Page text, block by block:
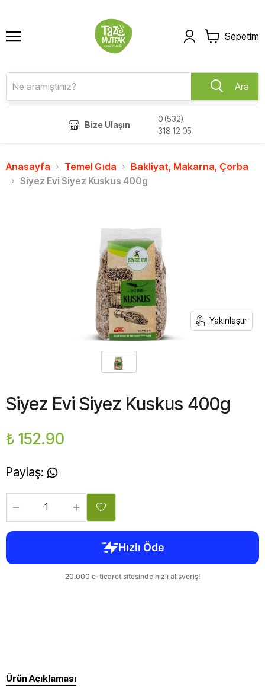
Sepetim
Ara
Bize Ulaşın
0 (532)
318 12 05
Anasayfa Temel Gıda
Bakliyat, Makarna, Çorba
Siyez Evi Siyez Kuskus 400g
Yakınlaştır
Siyez Evi Siyez Kuskus 400g
₺ 152.90
Paylaş:
Ürün Açıklaması